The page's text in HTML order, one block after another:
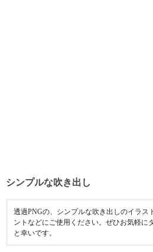
シンプルな吹き出し
透過PNGの、シンプルな吹き出しのイラス
ントなどにご使用ください。ぜひお気軽に
と幸いです。